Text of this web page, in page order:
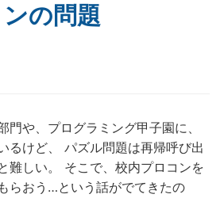
の問題
門や、プログラミング甲子園に、
るけど、 パズル問題は再帰呼び出
難しい。 そこで、校内プロコンを
らおう…という話がでてきたの